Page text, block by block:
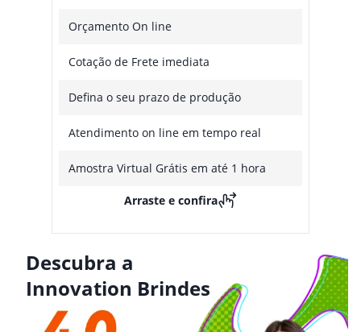
Orçamento On line
Cotação de Frete imediata
Defina o seu prazo de produção
Atendimento on line em tempo real
Amostra Virtual Grátis em até 1 hora
Arraste e confira
Descubra a
Innovation Brindes